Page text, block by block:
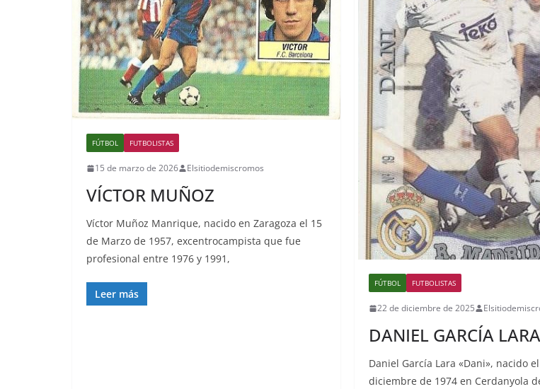
FÚTBOL FUTBOLISTAS
15 de marzo de 2026 Elsitiodemiscromos
VÍCTOR MUÑOZ
Víctor Muñoz Manrique, nacido en Zaragoza el 15
de Marzo de 1957, excentrocampista que fue
profesional entre 1976 y 1991,
Leer más
FÚTBOL FUTBOLISTAS
22 de diciembre de 2025
DANIEL GARCÍA
Daniel García Lara «Dani», nacido
diciembre de 1974 en Cerdanyola